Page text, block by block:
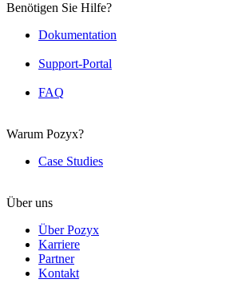
Benötigen Sie Hilfe?
Dokumentation
Support-Portal
FAQ
Warum Pozyx?
Case Studies
Über uns
Über Pozyx
Karriere
Partner
Kontakt